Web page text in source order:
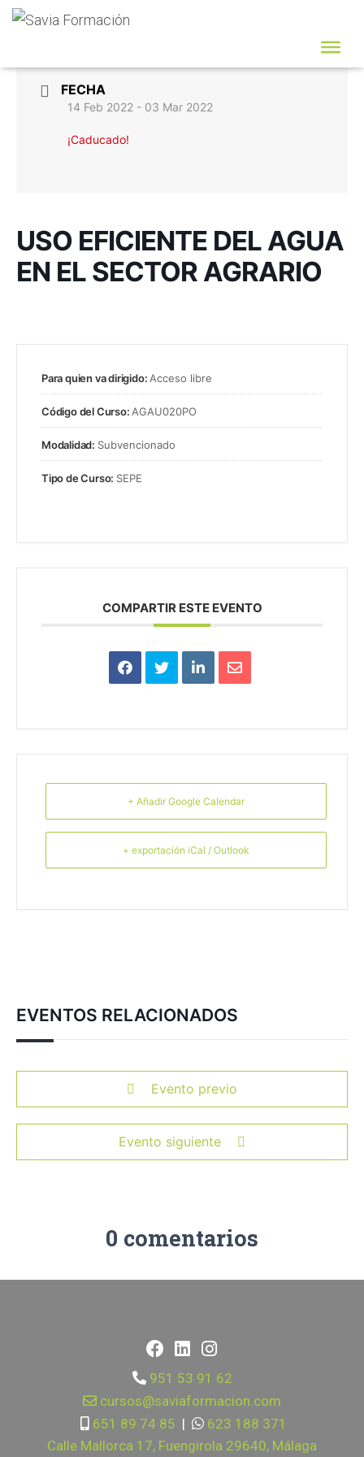
FECHA
14 Feb 2022 - 03 Mar 2022
¡Caducado!
USO EFICIENTE DEL AGUA
EN EL SECTOR AGRARIO
Para quien va dirigido: Acceso libre
Código del Curso: AGAU020PO
Modalidad: Subvencionado
Tipo de Curso: SEPE
COMPARTIR ESTE EVENTO
+ Añadir Google Calendar
+ exportación iCal / Outlook
EVENTOS RELACIONADOS
Evento previo
Evento siguiente
0 comentarios
951 53 91 62
cursos@saviaformacion.com
651 89 74 85 |
623 188 371
Calle Mallorca 17, Fuengirola 29640, Málaga